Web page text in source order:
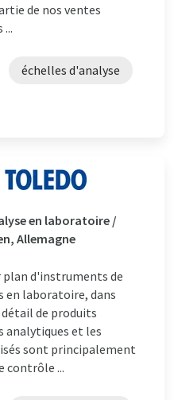
de nos ventes
échelles d'analyse
en laboratoire /
Allemagne
d'instruments de
en laboratoire, dans
de produits
analytiques et les
sont principalement
contrôle ...